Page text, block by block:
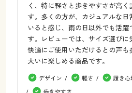
く、特に軽さと歩きやすさが高く
す。多くの方が、カジュアルな日
いると感じ、雨の日以外でも活
す。レビューでは、サイズ選びに
快適にご使用いただけるとの声も
大いに楽しめる商品です。
デザイン 軽さ
履き心